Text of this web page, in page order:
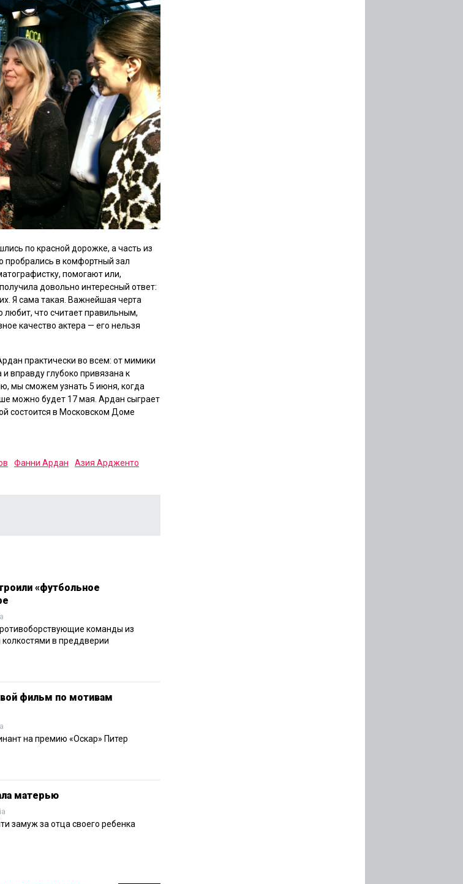
по красной дорожке, а часть из
пробрались в комфортный зал
помогают или,
довольно интересный ответ:
Я сама такая. Важнейшая черта
любит, что считает правильным,
качество актера — его нельзя
практически во всем: от мимики
вправду глубоко привязана к
мы сможем узнать 5 июня, когда
можно будет 17 мая. Ардан сыграет
состоится в Московском Доме
Фанни Ардан
Азия Ардженто
«футбольное
команды из
в преддверии
фильм по мотивам
на премию «Оскар» Питер
матерью
замуж за отца своего ребенка